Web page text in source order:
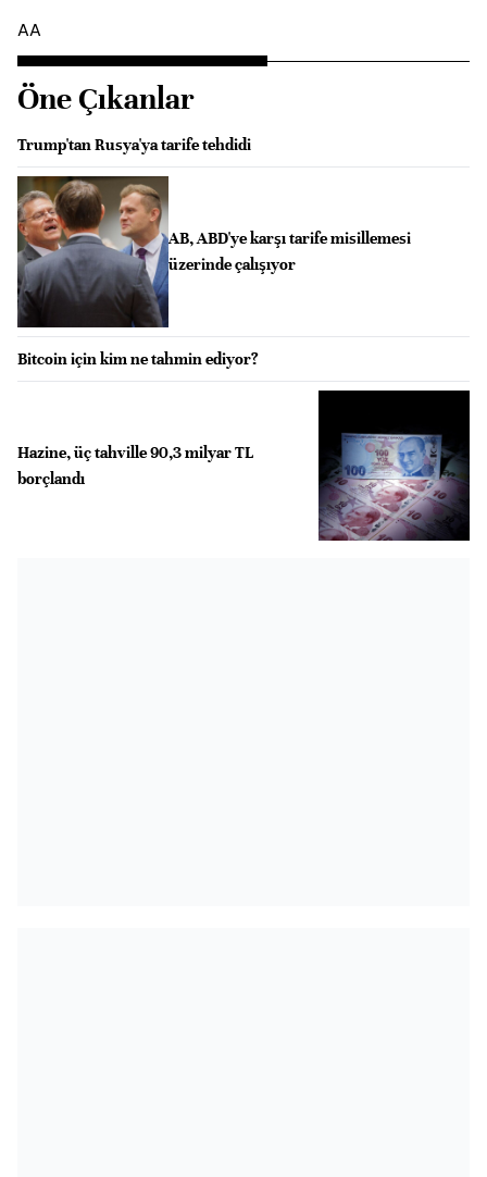
AA
Öne Çıkanlar
Trump'tan Rusya'ya tarife tehdidi
AB, ABD'ye karşı tarife misillemesi
üzerinde çalışıyor
Bitcoin için kim ne tahmin ediyor?
Hazine, üç tahville 90,3 milyar TL
borçlandı